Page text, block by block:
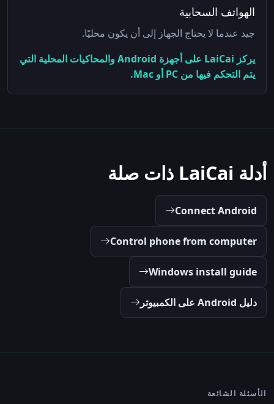
الهواتف السحابية
جيد عندما لا يحتاج الجهاز إلى أن يكون محليًا.
يركز LaiCai على أجهزة Android والمحاكيات المحلية التي
يتم التحكم فيها من PC أو Mac.
أدلة LaiCai ذات صلة
Connect Android
Control phone from computer
Windows install guide
دليل Android على الكمبيوتر
الأسئلة الشائعة